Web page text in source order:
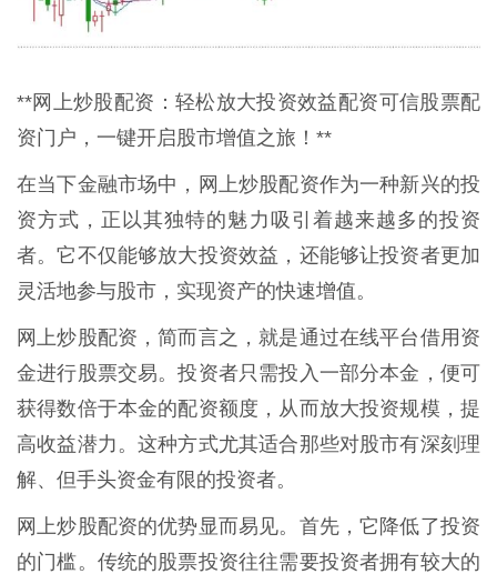
**网上炒股配资：轻松放大投资效益配资可信股票配
资门户，一键开启股市增值之旅！**
在当下金融市场中，网上炒股配资作为一种新兴的投
资方式，正以其独特的魅力吸引着越来越多的投资
者。它不仅能够放大投资效益，还能够让投资者更加
灵活地参与股市，实现资产的快速增值。
网上炒股配资，简而言之，就是通过在线平台借用资
金进行股票交易。投资者只需投入一部分本金，便可
获得数倍于本金的配资额度，从而放大投资规模，提
高收益潜力。这种方式尤其适合那些对股市有深刻理
解、但手头资金有限的投资者。
网上炒股配资的优势显而易见。首先，它降低了投资
的门槛。传统的股票投资往往需要投资者拥有较大的